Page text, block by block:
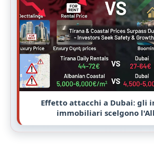
Effetto attacchi a Dubai: gli
immobiliari scelgono